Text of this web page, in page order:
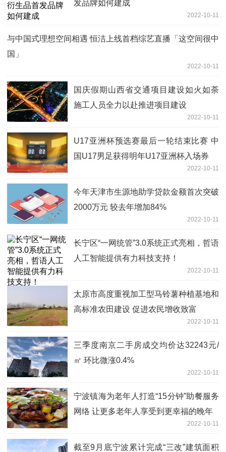
发品牌如何建成
2022-10-11
与中国式理想空间相遇 恒洁上线首档综艺直播「这空间很中
国」
2022-10-11
国庆假期山西省交通项目建设如火如荼
施工人员全力以赴推进项目建设
2022-10-11
U17亚洲杯预选赛最后一轮结束比赛 中
国U17男足获得明年U17亚洲杯入场券
2022-10-11
今年天津市生源地助学贷款金额首次突破
2000万元 较去年增加84%
2022-10-11
长宁区“一网统管”3.0系统正式亮相，哲语
人工智能提供有力科技支持！
2022-10-11
太原市高度重视加工型马铃薯种植基地和
高标准农田建设 促进农民增收致富
2022-10-11
三季度南京二手房成交均价达32243元/
㎡ 环比微涨0.4%
2022-10-11
宁波镇海为老年人打造“15分钟”助餐服务
网络 让更多老年人享受到更幸福的晚年
2022-10-11
截至9月底宁波累计完成“三改”建筑面积